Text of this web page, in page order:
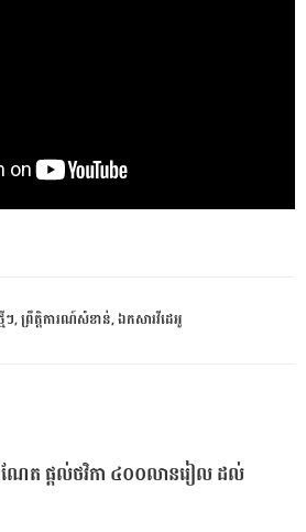
ៗ,ព្រឹត្តិការណ៍សំខាន់,ឯកសារវីដេអូ
ណែត ផ្តល់ថវិកា ៤០០លានរៀល ដល់